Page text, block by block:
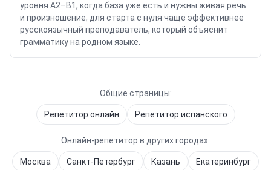
уровня A2–B1, когда база уже есть и нужны живая речь
и произношение; для старта с нуля чаще эффективнее
русскоязычный преподаватель, который объяснит
грамматику на родном языке.
Общие страницы:
Репетитор онлайн Репетитор испанского
Онлайн-репетитор в других городах:
Москва Санкт-Петербург Казань Екатеринбург